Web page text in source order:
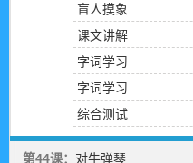
盲人摸象
课文讲解
字词学习
字词学习
综合测试
第44课： 对牛弹琴